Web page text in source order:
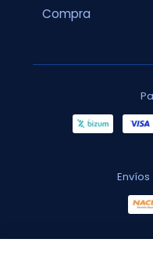
Compra